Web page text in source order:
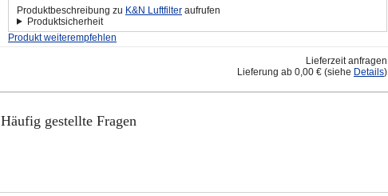
Produktbeschreibung zu K&N Luftfilter aufrufen
Produktsicherheit
Produkt weiterempfehlen
Lieferzeit anfragen
Lieferung ab 0,00 € (siehe Details)
Häufig gestellte Fragen